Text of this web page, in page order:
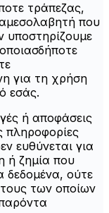
τράπεζας,
που
υποστηρίζουμε
για τη χρήση
εσάς.
ή αποφάσεις
πληροφορίες
ευθύνεται για
ή ζημία που
δεδομένα, ούτε
των οποίων